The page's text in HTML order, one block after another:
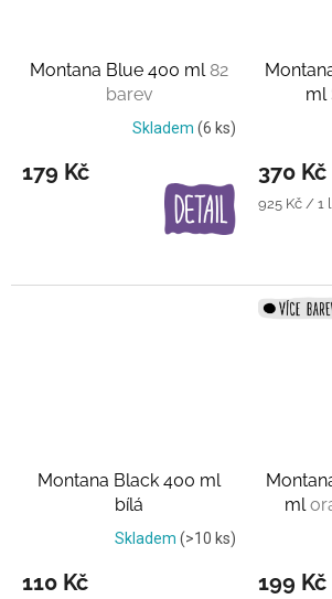
Montana Blue 400 ml 82
barev
Skladem (6 ks)
179 Kč
ml
370 Kč
Měrná
925 Kč / 1 l
Montana Black 400 ml
bílá
Skladem (>10 ks)
110 Kč
ml
199 Kč